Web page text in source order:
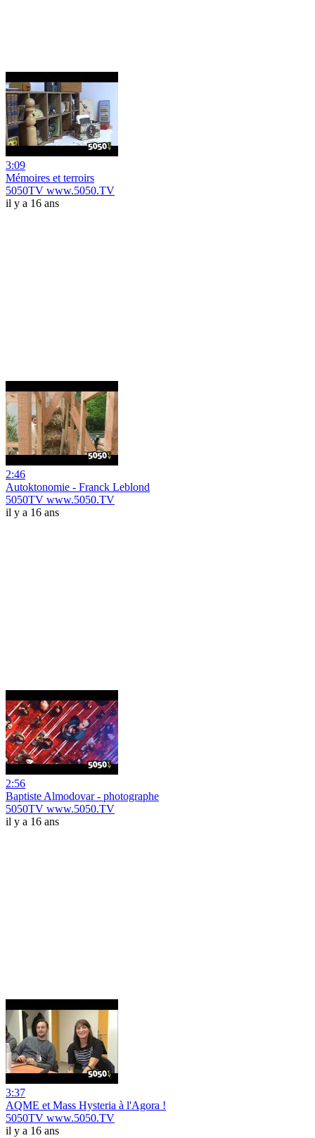
3:09
Mémoires et terroirs
5050TV www.5050.TV
il y a 16 ans
2:46
Autoktonomie - Franck Leblond
5050TV www.5050.TV
il y a 16 ans
2:56
Baptiste Almodovar - photographe
5050TV www.5050.TV
il y a 16 ans
3:37
AQME et Mass Hysteria à l'Agora !
5050TV www.5050.TV
il y a 16 ans